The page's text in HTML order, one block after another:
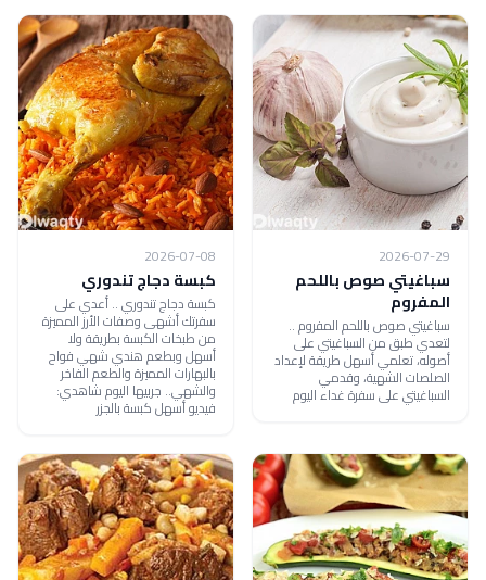
2026-07-29
سباغيتي صوص باللحم
المفروم
سباغيتي صوص باللحم المفروم ..
لتعدي طبق من السباغيتي على
أصوله، تعلمي أسهل طريقة لإعداد
الصلصات الشهية، وقدمي
السباغيتي على سفرة غداء اليوم
2026-07-08
كبسة دجاج تندوري
كبسة دجاج تندوري .. أعدي على
سفرتك أشهى وصفات الأرز المميزة
من طبخات الكبسة بطريقة ولا
أسهل وبطعم هندي شهي فواح
بالبهارات المميزة والطعم الفاخر
والشهي.. جربيها اليوم شاهدي:
فيديو أسهل كبسة بالجزر